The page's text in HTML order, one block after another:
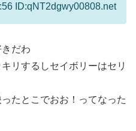
ID:qNT2dgwy00808.net
だわ
リするしセイボリーはセリ
たとこでおお！ってなった